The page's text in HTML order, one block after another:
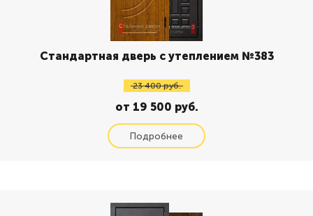
Стандартная дверь с утеплением №383
23 400 руб.
от 19 500 руб.